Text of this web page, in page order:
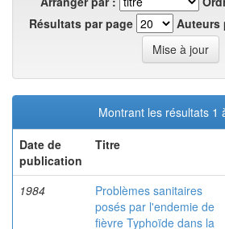
Résultats par page
Auteurs
Montrant les résultats 1
Date de
publication
Titre
1984
Problèmes sanitaires
posés par l'endemie de
fièvre Typhoïde dans la